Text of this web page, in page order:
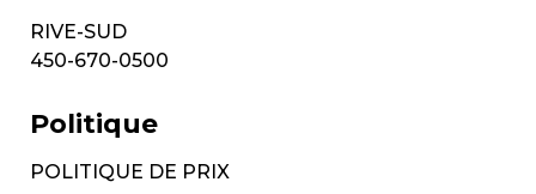
RIVE-SUD
450-670-0500
Politique
POLITIQUE DE PRIX